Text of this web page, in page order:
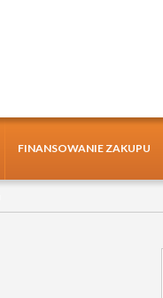
FINANSOWANIE ZAKUPU